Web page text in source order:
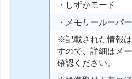
・しずかモード
・メモリールーパー
※記載された情報
すので、詳細はメ
確認ください。